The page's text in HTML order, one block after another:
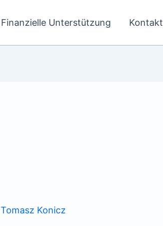
Finanzielle Unterstützung Kontakt
Tomasz Konicz